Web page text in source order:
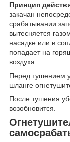
Принцип
закачан
срабатывании
вытесняется
насадке или в
попадает на
воздуха.
Перед тушением
шланге
После тушения
возобновится.